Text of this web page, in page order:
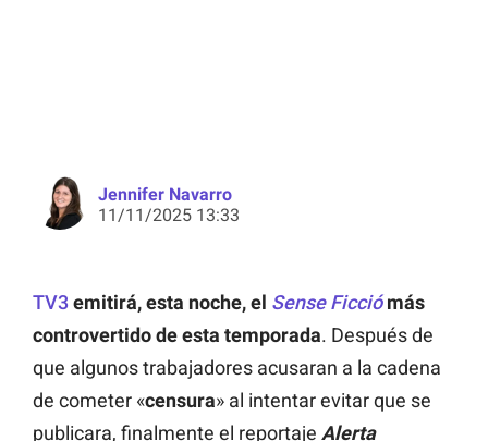
Jennifer Navarro
11/11/2025 13:33
TV3emitirá, esta noche, el Sense Ficciómás
controvertido de esta temporada. Después de
que algunos trabajadores acusaran a la cadena
de cometer «censura» al intentar evitar que se
publicara, finalmente el reportaje Alerta